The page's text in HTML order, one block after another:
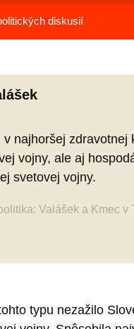
diskusií
v najhoršej zdravotnej
vojny, ale aj
svetovej vojny.
Valášek a Kmec v
typu nezažilo